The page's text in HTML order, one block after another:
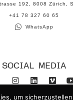
192, 8008 Zürich,
‪+41 78 327 60 65‬
WhatsApp
SOCIAL MEDIA
um